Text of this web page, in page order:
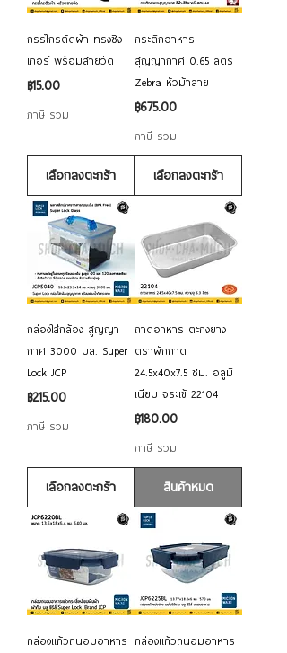
กรรไกรตัดผ้า ทรงซิง
เกอร์ พร้อมสายวัด
ราคา
฿15.00
ภาษี รวม
เลือกลงตะกร้า
กระติกอาหาร
สุญญากาศ 0.65 ลิตร
Zebra หัวม้าลาย
ราคา
฿675.00
ภาษี รวม
เลือกลงตะกร้า
กล่องใส่กล้อง สูญญา
กาศ 3000 มล. Super
Lock JCP
ราคา
฿215.00
ภาษี รวม
เลือกลงตะกร้า
ถาดอาหาร ตะกงยาง
ตราผักกาด
24.5x40x7.5 ซม. อลูมิ
เนียม จระเข้ 22104
ราคา
฿180.00
ภาษี รวม
สินค้าหมด
กล่องแก้วถนอมอาหาร กล่องแก้วถนอมอาหาร